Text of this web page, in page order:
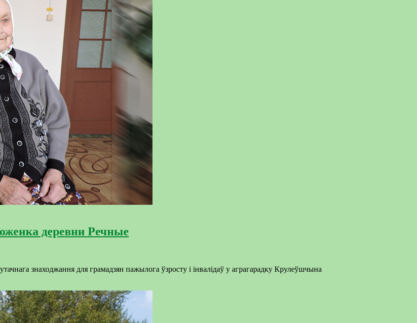
деревни Речные
знаходжання для грамадзян пажылога ўзросту і інвалідаў у аграгарадку Крулеўшчына